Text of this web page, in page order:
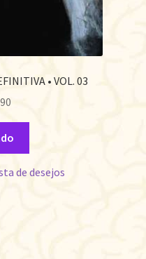
• VOL. 03
de desejos